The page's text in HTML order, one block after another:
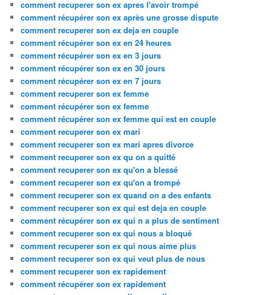
comment recuperer son ex apres l'avoir trompé
comment récupérer son ex après une grosse dispute
comment recuperer son ex deja en couple
comment récupérer son ex en 24 heures
comment récupérer son ex en 3 jours
comment récupérer son ex en 30 jours
comment récupérer son ex en 7 jours
comment recuperer son ex femme
comment récupérer son ex femme
comment récupérer son ex femme qui est en couple
comment recuperer son ex mari
comment recuperer son ex mari apres divorce
comment recuperer son ex qu on a quitté
comment recuperer son ex qu'on a blessé
comment recuperer son ex qu'on a trompé
comment recuperer son ex quand on a des enfants
comment recuperer son ex qui est deja en couple
comment récupérer son ex qui n a plus de sentiment
comment recuperer son ex qui nous a bloqué
comment recuperer son ex qui nous aime plus
comment recuperer son ex qui veut plus de nous
comment recuperer son ex rapidement
comment récupérer son ex rapidement